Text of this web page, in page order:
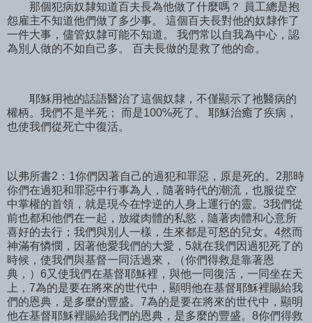
那個犯病奴隸知道百夫長為他做了什麼嗎？ 員工總是抱
怨雇主不知道他們做了多少事。 這個百夫長對他的奴隸作了
一件大事，儘管奴隸可能不知道。 我們常以自我為中心，認
為別人做的不如自己多。 百夫長做的是救了他的命。
耶穌用祂的話語醫治了這個奴隸，不僅顯示了祂醫病的
權柄。我們不是半死； 而是100%死了。 耶穌治癒了疾病，
也使我們從死亡中復活。
以弗所書2：1你們因著自己的過犯和罪惡，原是死的。2那時
你們在過犯和罪惡中行事為人，隨著時代的潮流，也服從空
中掌權的首領，就是現今在悖逆的人身上運行的靈。3我們從
前也都和他們在一起，放縱肉體的私慾，隨著肉體和心意所
喜好的去行；我們與別人一樣，生來都是可怒的兒女。4然而
神滿有憐憫，因著他愛我們的大愛，5就在我們因過犯死了的
時候，使我們與基督一同活過來，（你們得救是靠著恩
典，）6又使我們在基督耶穌裡，與他一同復活，一同坐在天
上，7為的是要在將來的世代中，顯明他在基督耶穌裡賜給我
們的恩典，是多麼的豐盛。7為的是要在將來的世代中，顯明
他在基督耶穌裡賜給我們的恩典，是多麼的豐盛。8你們得救